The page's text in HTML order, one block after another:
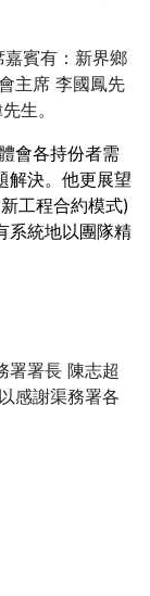
賓有：新界鄉
主席 李國鳳先
先生。
會各持份者需
解決。他更展望
工程合約模式)
系統地以團隊精
署署長 陳志超
感謝渠務署各